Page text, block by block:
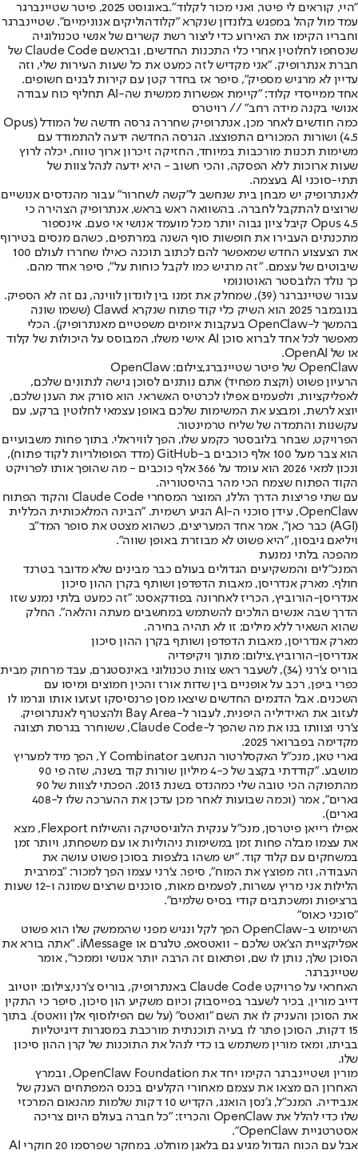
"היי, קוראים לי פיטר, ואני מכור לקלוד".
באוגוסט 2025, פיטר שטיינברגר
עמד מול קהל במפגש בלונדון שנקרא "קלודהוליקים אנונימיים". שטיינברגר
וחבריו הקימו את האירוע כדי ליצור רשת קשרים של אנשי טכנולוגיה
שנסחפו לחלוטין אחרי כלי התכנות החדשים, ובראשם Claude Code של
חברת אנתרופיק. "אני מקדיש לזה כמעט את כל שעות העירות שלי, וזה
עדיין לא מרגיש מספיק", סיפר אז בחדר קטן עם קירות לבנים חשופים.
אחד ממייסדי קלוד: "קיימת אפשרות ממשית שה-AI תחליף כוח עבודה
אנושי בקנה מידה רחב" // רויטרס
כמה חודשים לאחר מכן, אנתרופיק שחררה גרסה חדשה של המודל (Opus
4.5) ושורות המכורים התפוצצו. הגרסה החדשה ידעה להתמודד עם
משימות תכנות מורכבות במיוחד, החזיקה זיכרון ארוך טווח, יכלה לרוץ
שעות ארוכות ללא הפסקה, והכי חשוב - היא ידעה לנהל צוות של
תתי-סוכני AI בעצמה.
לאנתרופיק יש מבחן בית שנחשב ל"קשה לשחרור" עבור מהנדסים אנושיים
שרוצים להתקבל לחברה. בהשוואה ראש בראש, אנתרופיק הצהירה כי
Opus 4.5 קיבל ציון גבוה יותר מכל מועמד אנושי אי פעם. אינספור
מתכנתים העבירו את חופשות סוף השנה במרתפים, כשהם מנסים בטירוף
את הצעצוע החדש שמאפשר להם לכתוב תוכנה כאילו שחררו לעולם 100
שיבוטים של עצמם. "זה מרגיש כמו לקבל כוחות על", סיפר אחד מהם.
כך נולד הלובסטר האוטונומי
עבור שטיינברגר (39), שמחלק את זמנו בין לונדון לווינה, גם זה לא הספיק.
בנובמבר 2025 הוא השיק כלי קוד פתוח שנקרא Clawd (ששמו שונה
בהמשך ל-OpenClaw בעקבות איומים משפטיים מאנתרופיק). הכלי
מאפשר לכל אחד לברוא סוכן AI אישי משלו, המבוסס על היכולות של קלוד
או של OpenAI.
OpenClaw של פיטר שטיינברג,צילום: OpenClaw
הרעיון פשוט (וקצת מפחיד) אתם נותנים לסוכן גישה לנתונים שלכם,
לאפליקציות, ולפעמים אפילו לכרטיס האשראי. הוא סורק את הענן שלכם,
יוצא לרשת, ומבצע את המשימות שלכם באופן עצמאי לחלוטין ברקע, עם
עקשנות והתמדה של שליח טרמינטור.
הפרויקט, שבחר בלובסטר כקמע שלו, הפך לוויראלי. בתוך פחות משבועיים
הוא צבר מעל 100 אלף כוכבים ב-GitHub (מדד הפופולריות לקוד פתוח),
ונכון למאי 2026 הוא עומד על 366 אלף כוכבים - מה שהופך אותו לפרויקט
הקוד הפתוח שצמח הכי מהר בהיסטוריה.
עם שתי פריצות הדרך הללו, המוצר המסחרי Claude Code והקוד הפתוח
OpenClaw, עידן סוכני ה-AI הגיע רשמית. "הבינה המלאכותית הכללית
(AGI) כבר כאן", אמר אחד המעריצים, כשהוא מצטט את סופר המד"ב
ויליאם גיבסון, "היא פשוט לא מבוזרת באופן שווה".
מהפכה בלתי נמנעת
המנכ"לים והמשקיעים הגדולים בעולם כבר מבינים שלא מדובר בטרנד
חולף. מארק אנדריסן, מאבות הדפדפן ושותף בקרן ההון סיכון
אנדריסן-הורוביץ, הכריז לאחרונה בפודקאסט: "זה כמעט בלתי נמנע שזו
הדרך שבה אנשים הולכים להשתמש במחשבים מעתה והלאה". החלק
שהוא השאיר ללא מילים: זו לא תהיה בחירה.
מארק אנדריסן, מאבות הדפדפן ושותף בקרן ההון סיכון
אנדריסן-הורוביץ,צילום: מתוך ויקיפדיה
בוריס צ'רני (34), לשעבר ראש צוות טכנולוגי באינסטגרם, עבד מרחוק מבית
כפרי ביפן, רכב על אופניים בין שדות אורז והכין חמוצים ומיסו עם
השכנים. אבל הדגמים החדשים שיצאו מסן פרנסיסקו זעזעו אותו וגרמו לו
לעזוב את האידיליה היפנית, לעבור ל-Bay Area ולהצטרף לאנתרופיק.
צ'רני וצוותו בנו את מה שהפך ל-Claude Code, ששוחרר בגרסת תצוגה
מקדימה בפברואר 2025.
גארי טאן, מנכ"ל האקסלרטור הנחשב Y Combinator, הפך מיד למעריץ
מושבע. "קודדתי בקצב של כ-4 מיליון שורות קוד בשנה, שזה פי 90
מהתפוקה הכי טובה שלי כמהנדס בשנת 2013. הפכתי לצוות של 90
גארים", אמר (וכמה שבועות לאחר מכן עדכן את ההערכה שלו ל-408
גארים).
אפילו רייאן פיטרסן, מנכ"ל ענקית הלוגיסטיקה והשילוח Flexport, מצא
את עצמו מבלה פחות זמן במשימות ניהוליות או עם משפחתו, ויותר זמן
במשחקים עם קלוד קוד. "יש משהו בלצפות בסוכן פשוט עושה את
העבודה, וזה מפוצץ את המוח", סיפר. צ'רני עצמו הפך למכור: "במרבית
הלילות אני מריץ עשרות, לפעמים מאות, סוכנים שרצים שמונה ו-12 שעות
ברציפות ומשכתבים קודי בסיס שלמים".
"סוכני כאוס"
השימוש ב-OpenClaw הפך לקל ונגיש מפני שהממשק שלו הוא פשוט
אפליקציית הצ'אט שלכם - וואטסאפ, טלגרם או iMessage. "אתה בורא את
הסוכן שלך, נותן לו שם, ופתאום זה הרבה יותר אנושי וממכר", אומר
שטיינברגר.
האחראי על פרויקט Claude Code באנתרופיק, בוריס צ'רני,צילום: יוטיוב
דייב מורין, בכיר לשעבר בפייסבוק וכיום משקיע הון סיכון, סיפר כי התקין
את הסוכן והעניק לו את השם "וואטס" (על שם הפילוסוף אלן וואטס). בתוך
15 דקות, הסוכן פתר לו בעיה תוכנתית מורכבת במסגרות דיגיטליות
בביתו, ומאז מורין משתמש בו כדי לנהל את התוכנות של קרן ההון סיכון
שלו.
מורין ושטיינברגר הקימו יחד את OpenClaw Foundation, ובמרץ
האחרון הם מצאו את עצמם מאחורי הקלעים בכנס המפתחים הענק של
אנבידיה. המנכ"ל, ג'נסן הואנג, הקדיש 10 דקות שלמות מהנאום המרכזי
שלו כדי להלל את OpenClaw והכריז: "כל חברה בעולם היום צריכה
אסטרטגיית OpenClaw".
אבל עם הכוח הגדול מגיע גם בלאגן מוחלט. במחקר שפרסמו 20 חוקרי AI